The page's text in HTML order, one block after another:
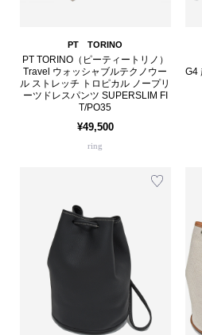
PT TORINO
PT TORINO（ピーティートリノ）
Travel ウォッシャブルテクノウー
ル ストレッチ トロピカル ノープリ
ーツドレスパンツ SUPERSLIM FI
T/PO35
¥49,500
ring
G4